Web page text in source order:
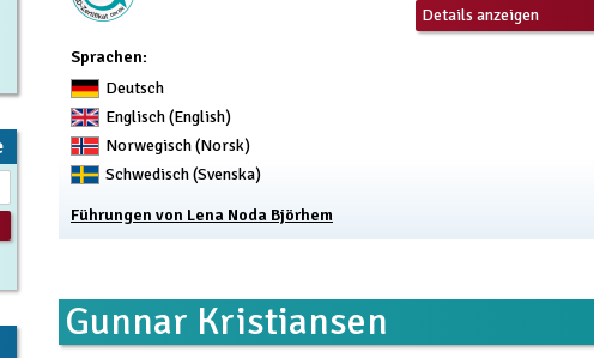
Sprachen:
Deutsch
Englisch (English)
Norwegisch (Norsk)
Schwedisch (Svenska)
Details anzeigen
Führungen von Lena Noda Björhem
Gunnar Kristiansen